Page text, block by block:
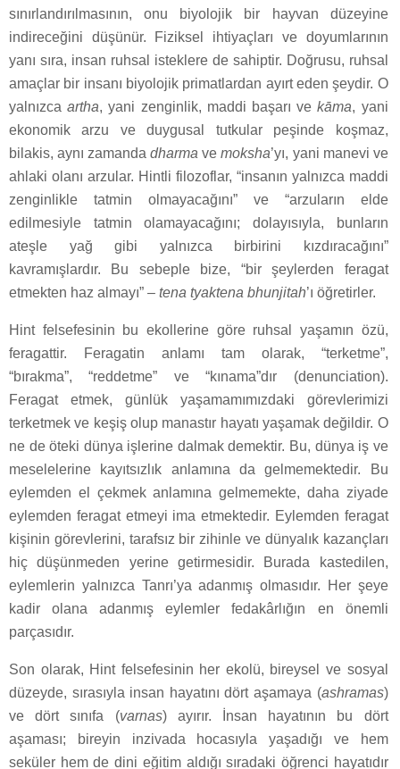
sınırlandırılmasının, onu biyolojik bir hayvan düzeyine
indireceğini düşünür. Fiziksel ihtiyaçları ve doyumlarının
yanı sıra, insan ruhsal isteklere de sahiptir. Doğrusu, ruhsal
amaçlar bir insanı biyolojik primatlardan ayırt eden şeydir. O
yalnızcaartha, yani zenginlik, maddi başarı vekāma, yani
ekonomik arzu ve duygusal tutkular peşinde koşmaz,
bilakis, aynı zamandadharma vemoksha’yı, yani manevi ve
ahlaki olanı arzular. Hintli filozoflar, “insanın yalnızca maddi
zenginlikle tatmin olmayacağını” ve “arzuların elde
edilmesiyle tatmin olamayacağını; dolayısıyla, bunların
ateşle yağ gibi yalnızca birbirini kızdıracağını”
kavramışlardır. Bu sebeple bize, “bir şeylerden feragat
etmekten haz almayı” – tena tyaktena bhunjitah’ı öğretirler.
Hint felsefesinin bu ekollerine göre ruhsal yaşamın özü,
feragattir. Feragatin anlamı tam olarak, “terketme”,
“bırakma”, “reddetme” ve “kınama”dır (denunciation).
Feragat etmek, günlük yaşamamımızdaki görevlerimizi
terketmek ve keşiş olup manastır hayatı yaşamak değildir. O
ne de öteki dünya işlerine dalmak demektir. Bu, dünya iş ve
meselelerine kayıtsızlık anlamına da gelmemektedir. Bu
eylemden el çekmek anlamına gelmemekte, daha ziyade
eylemden feragat etmeyi ima etmektedir. Eylemden feragat
kişinin görevlerini, tarafsız bir zihinle ve dünyalık kazançları
hiç düşünmeden yerine getirmesidir. Burada kastedilen,
eylemlerin yalnızca Tanrı’ya adanmış olmasıdır. Her şeye
kadir olana adanmış eylemler fedakârlığın en önemli
parçasıdır.
Son olarak, Hint felsefesinin her ekolü, bireysel ve sosyal
düzeyde, sırasıyla insan hayatını dört aşamaya (ashramas)
ve dört sınıfa (varnas) ayırır. İnsan hayatının bu dört
aşaması; bireyin inzivada hocasıyla yaşadığı ve hem
seküler hem de dini eğitim aldığı sıradaki öğrenci hayatıdır